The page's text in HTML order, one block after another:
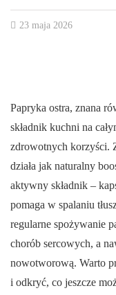
23 maja 2026
Papryka ostra, znana
składnik kuchni na
zdrowotnych korzyści.
działa jak naturalny
aktywny składnik –
pomaga w spalaniu
regularne spożywanie
chorób sercowych, a
nowotworową. Warto
i odkryć, co jeszcze